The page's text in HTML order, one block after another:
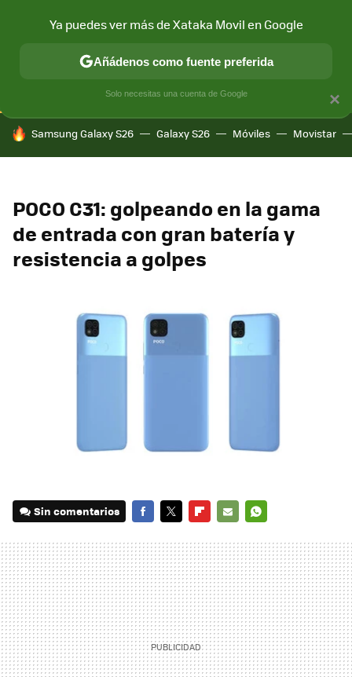
CONECTIVIDAD MÓVIL Y SOCIEDAD APLICACIONES
HOY SE HABLA DE
Samsung Galaxy S26 Galaxy S26 Móviles Movistar
POCO C31: golpeando en la gama
de entrada con gran batería y
resistencia a golpes
Sin comentarios
MAIL
×
Ya puedes ver más de Xataka Movil en Google
Añádenos como fuente preferida
Solo necesitas una cuenta de Google